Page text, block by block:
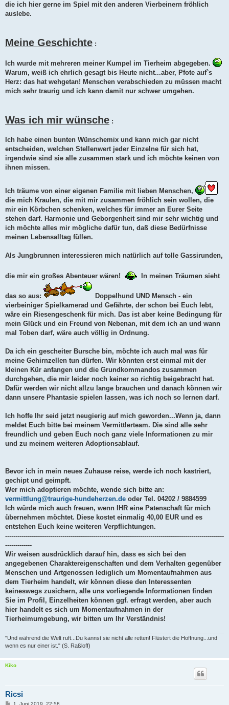
die ich hier gerne im Spiel mit den anderen Vierbeinern fröhlich
auslebe.
Meine Geschichte :
Ich wurde mit mehreren meiner Kumpel im Tierheim abgegeben.
Warum, weiß ich ehrlich gesagt bis Heute nicht...aber, Pfote auf`s
Herz: das hat wehgetan! Menschen verabschieden zu müssen macht
mich sehr traurig und ich kann damit nur schwer umgehen.
Was ich mir wünsche :
Ich habe einen bunten Wünschemix und kann mich gar nicht
entscheiden, welchen Stellenwert jeder Einzelne für sich hat,
irgendwie sind sie alle zusammen stark und ich möchte keinen von
ihnen missen.
Ich träume von einer eigenen Familie mit lieben Menschen,
die mich Kraulen, die mit mir zusammen fröhlich sein wollen, die
mir ein Körbchen schenken, welches für immer an Eurer Seite
stehen darf. Harmonie und Geborgenheit sind mir sehr wichtig und
ich möchte alles mir mögliche dafür tun, daß diese Bedürfnisse
meinen Lebensalltag füllen.
Als Jungbrunnen interessieren mich natürlich auf tolle Gassirunden,
die mir ein großes Abenteuer wären! In meinen Träumen sieht
das so aus:
Doppelhund UND Mensch - ein
vierbeiniger Spielkamerad und Gefährte, der schon bei Euch lebt,
wäre ein Riesengeschenk für mich. Das ist aber keine Bedingung für
mein Glück und ein Freund von Nebenan, mit dem ich an und wann
mal Toben darf, wäre auch völlig in Ordnung.
Da ich ein gescheiter Bursche bin, möchte ich auch mal was für
meine Gehirnzellen tun dürfen. Wir könnten erst einmal mit der
kleinen Kür anfangen und die Grundkommandos zusammen
durchgehen, die mir leider noch keiner so richtig beigebracht hat.
Dafür werden wir nicht allzu lange brauchen und danach können wir
dann unsere Phantasie spielen lassen, was ich noch so lernen darf.
Ich hoffe Ihr seid jetzt neugierig auf mich geworden...Wenn ja, dann
meldet Euch bitte bei meinem Vermittlerteam. Die sind alle sehr
freundlich und geben Euch noch ganz viele Informationen zu mir
und zu meinem weiteren Adoptionsablauf.
Bevor ich in mein neues Zuhause reise, werde ich noch kastriert,
gechipt und geimpft.
Wer mich adoptieren möchte, wende sich bitte an:
vermittlung@traurige-hundeherzen.de oder Tel. 04202 / 9884599
Ich würde mich auch freuen, wenn IHR eine Patenschaft für mich
übernehmen möchtet. Diese kostet einmalig 40,00 EUR und es
entstehen Euch keine weiteren Verpflichtungen.
-----------------------------------------------------------------------------------------------------------
-------------
Wir weisen ausdrücklich darauf hin, dass es sich bei den
angegebenen Charaktereigenschaften und dem Verhalten gegenüber
Menschen und Artgenossen lediglich um Momentaufnahmen aus
dem Tierheim handelt, wir können diese den Interessenten
keineswegs zusichern, alle uns vorliegende Informationen finden
Sie im Profil, Einzelheiten können ggf. erfragt werden, aber auch
hier handelt es sich um Momentaufnahmen in der
Tierheimumgebung, wir bitten um Ihr Verständnis!
"Und während die Welt ruft...Du kannst sie nicht alle retten! Flüstert die Hoffnung...und
wenn es nur einer ist." (S. Raßloff)
Kiko
Ricsi
B1. Juni 2019, 22:58